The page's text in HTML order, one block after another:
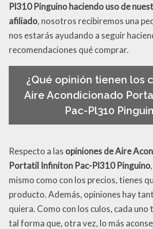
Pl310 Pinguino haciendo uso de
afiliado, nosotros recibiremos una
nos estarás ayudando a seguir
recomendaciones qué comprar.
¿Qué opinión tienen los
Aire Acondicionado
Pac-Pl310
Respecto a las opiniones de Aire
Portatil Infiniton Pac-Pl310 Pinguino
mismo como con los precios, tienes
producto. Además, opiniones hay
quiera. Como con los culos, cada uno
tal forma que, otra vez, lo más